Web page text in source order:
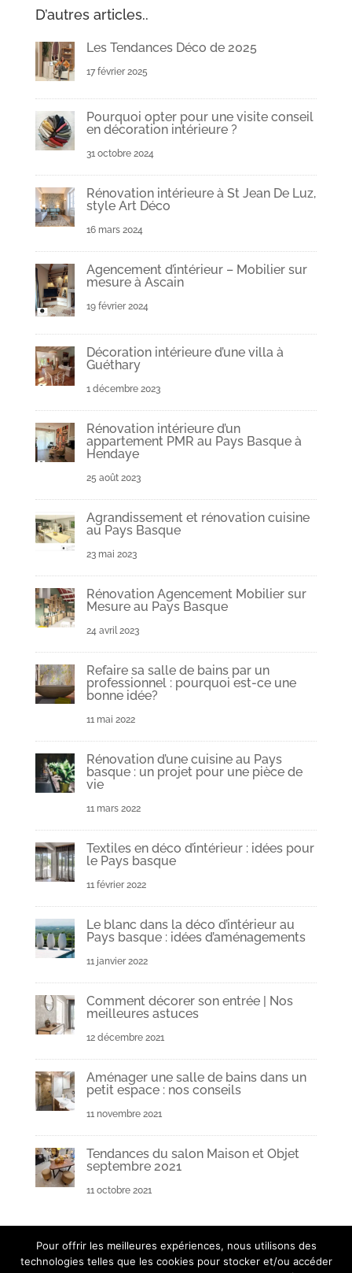
D’autres articles..
Les Tendances Déco de 2025
17 février 2025
Pourquoi opter pour une visite conseil
en décoration intérieure ?
31 octobre 2024
Rénovation intérieure à St Jean De Luz,
style Art Déco
16 mars 2024
Agencement d’intérieur – Mobilier sur
mesure à Ascain
19 février 2024
Décoration intérieure d’une villa à
Guéthary
1 décembre 2023
Rénovation intérieure d’un
appartement PMR au Pays Basque à
Hendaye
25 août 2023
Agrandissement et rénovation cuisine
au Pays Basque
23 mai 2023
Rénovation Agencement Mobilier sur
Mesure au Pays Basque
24 avril 2023
Refaire sa salle de bains par un
professionnel : pourquoi est-ce une
bonne idée?
11 mai 2022
Rénovation d’une cuisine au Pays
basque : un projet pour une pièce de
vie
11 mars 2022
Textiles en déco d’intérieur : idées pour
le Pays basque
11 février 2022
Le blanc dans la déco d’intérieur au
Pays basque : idées d’aménagements
11 janvier 2022
Comment décorer son entrée | Nos
meilleures astuces
12 décembre 2021
Aménager une salle de bains dans un
petit espace : nos conseils
11 novembre 2021
Tendances du salon Maison et Objet
septembre 2021
11 octobre 2021
Pour offrir les meilleures expériences, nous utilisons des
technologies telles que les cookies pour stocker et/ou accéder